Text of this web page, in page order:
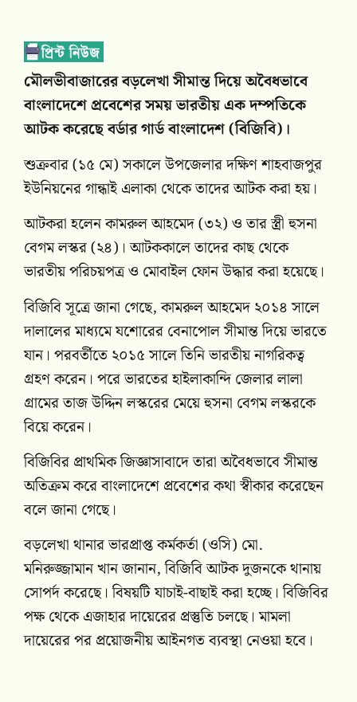
মৌলভীবাজারের বড়লেখা সীমান্ত দিয়ে অবৈধভাবে
বাংলাদেশে প্রবেশের সময় ভারতীয় এক দম্পতিকে
আটক করেছে বর্ডার গার্ড বাংলাদেশ (বিজিবি)।
শুক্রবার (১৫ মে) সকালে উপজেলার দক্ষিণ শাহবাজপুর
ইউনিয়নের গান্ধাই এলাকা থেকে তাদের আটক করা হয়।
আটকরা হলেন কামরুল আহমেদ (৩২) ও তার স্ত্রী হুসনা
বেগম লস্কর (২৪)। আটককালে তাদের কাছ থেকে
ভারতীয় পরিচয়পত্র ও মোবাইল ফোন উদ্ধার করা হয়েছে।
বিজিবি সূত্রে জানা গেছে, কামরুল আহমেদ ২০১৪ সালে
দালালের মাধ্যমে যশোরের বেনাপোল সীমান্ত দিয়ে ভারতে
যান। পরবর্তীতে ২০১৫ সালে তিনি ভারতীয় নাগরিকত্ব
গ্রহণ করেন। পরে ভারতের হাইলাকান্দি জেলার লালা
গ্রামের তাজ উদ্দিন লস্করের মেয়ে হুসনা বেগম লস্করকে
বিয়ে করেন।
বিজিবির প্রাথমিক জিজ্ঞাসাবাদে তারা অবৈধভাবে সীমান্ত
অতিক্রম করে বাংলাদেশে প্রবেশের কথা স্বীকার করেছেন
বলে জানা গেছে।
বড়লেখা থানার ভারপ্রাপ্ত কর্মকর্তা (ওসি) মো.
মনিরুজ্জামান খান জানান, বিজিবি আটক দুজনকে থানায়
সোপর্দ করেছে। বিষয়টি যাচাই-বাছাই করা হচ্ছে। বিজিবির
পক্ষ থেকে এজাহার দায়েরের প্রস্তুতি চলছে। মামলা
দায়েরের পর প্রয়োজনীয় আইনগত ব্যবস্থা নেওয়া হবে।